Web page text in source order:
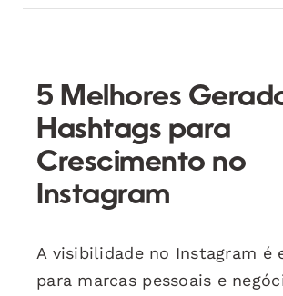
5 Melhores
Hashtags para
Crescimento no
Instagram
A visibilidade no Instagram é
para marcas pessoais e